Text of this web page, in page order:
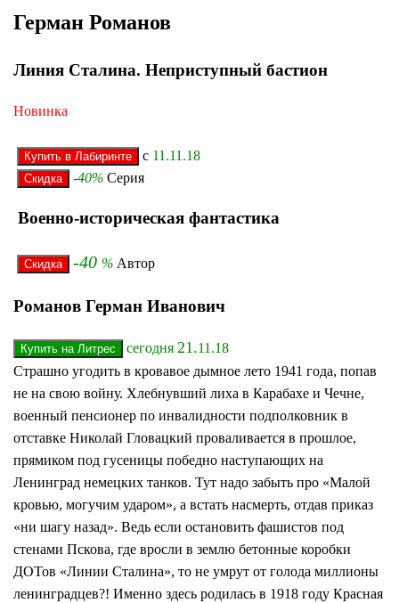
Герман Романов
Линия Сталина. Неприступный бастион
Новинка
с 11.11.18
-40% Серия
Военно-историческая фантастика
-40 % Автор
Романов Герман Иванович
сегодня 21.11.18
Страшно угодить в кровавое дымное лето 1941 года, попав
не на свою войну. Хлебнувший лиха в Карабахе и Чечне,
военный пенсионер по инвалидности подполковник в
отставке Николай Гловацкий проваливается в прошлое,
прямиком под гусеницы победно наступающих на
Ленинград немецких танков. Тут надо забыть про «Малой
кровью, могучим ударом», а встать насмерть, отдав приказ
«ни шагу назад». Ведь если остановить фашистов под
стенами Пскова, где вросли в землю бетонные коробки
ДОТов «Линии Сталина», то не умрут от голода миллионы
ленинградцев?! Именно здесь родилась в 1918 году Красная